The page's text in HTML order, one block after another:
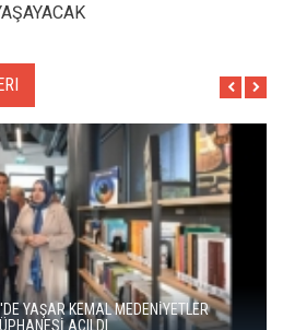
İSTANBUL 2026 BAŞLADI